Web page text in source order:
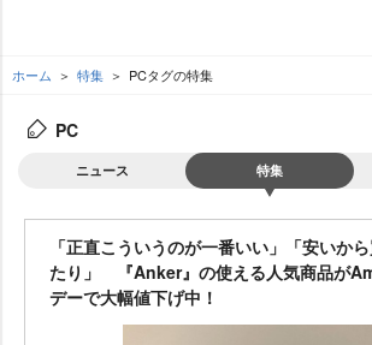
ホーム 特集 PCタグの特集
PC
ニュース 特集
「正直こういうのが一番いい」「安いか
たり」 『Anker』の使える人気商品が
デーで大幅値下げ中！